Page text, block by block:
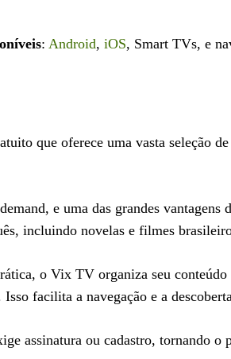
: Android, iOS, Smart TVs, e
que oferece uma vasta seleção
e uma das grandes vantagens
incluindo novelas e filmes
o Vix TV organiza seu
facilita a navegação e a
assinatura ou cadastro, tornando o